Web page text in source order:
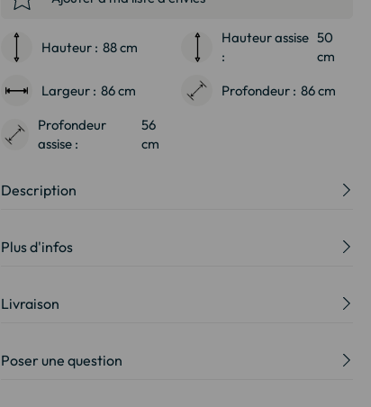
Hauteur : 88 cm
Hauteur assise
:
50
cm
Largeur : 86 cm Profondeur : 86 cm
Profondeur
assise :
56
cm
Description
Plus d'infos
Livraison
Poser une question